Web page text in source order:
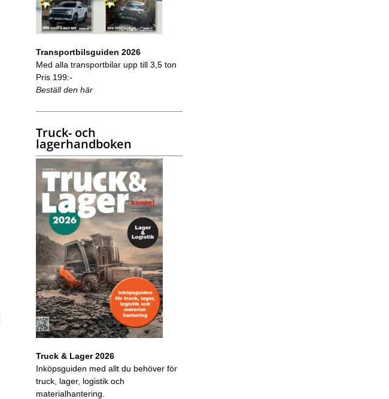
Transportbilsguiden 2026
Med alla transportbilar upp till 3,5 ton
Pris 199:-
Beställ den här
Truck- och
lagerhandboken
Truck & Lager 2026
Inköpsguiden med allt du behöver för
truck, lager, logistik och
materialhantering.